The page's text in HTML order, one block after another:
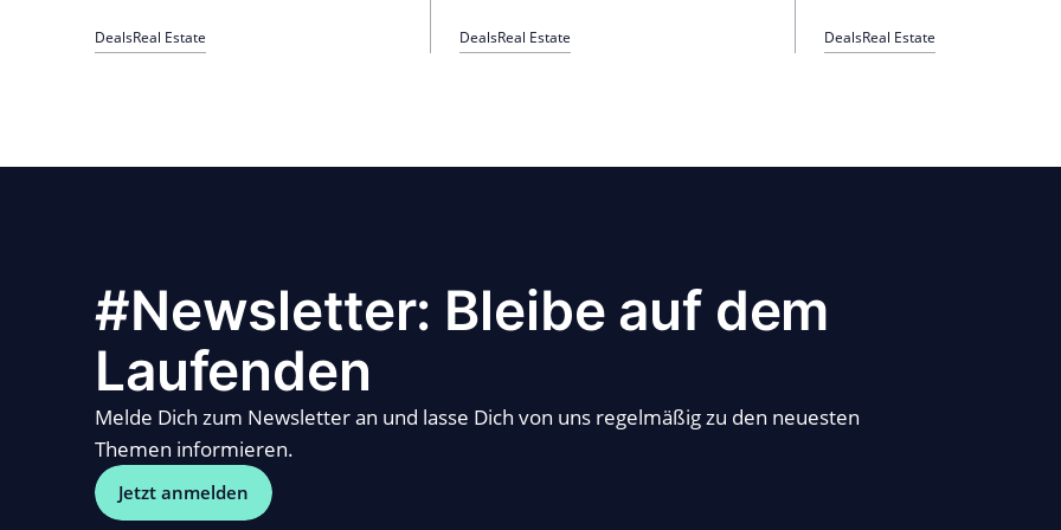
DealsReal Estate DealsReal Estate DealsReal Estate
#Newsletter: Bleibe auf dem
Laufenden
Melde Dich zum Newsletter an und lasse Dich von uns regelmäßig zu den neuesten
Themen informieren.
Jetzt anmelden